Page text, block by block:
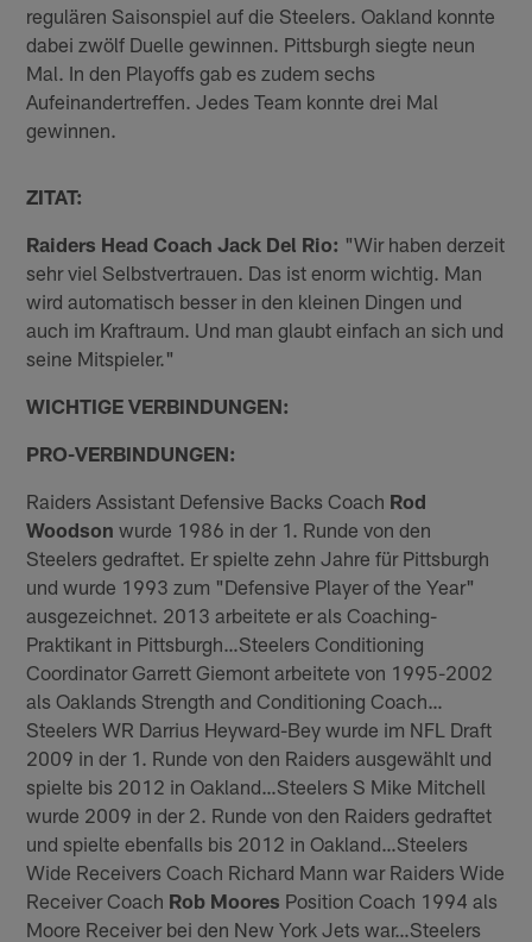
regulären Saisonspiel auf die Steelers. Oakland konnte
dabei zwölf Duelle gewinnen. Pittsburgh siegte neun
Mal. In den Playoffs gab es zudem sechs
Aufeinandertreffen. Jedes Team konnte drei Mal
gewinnen.
ZITAT:
Raiders Head Coach Jack Del Rio: "Wir haben derzeit
sehr viel Selbstvertrauen. Das ist enorm wichtig. Man
wird automatisch besser in den kleinen Dingen und
auch im Kraftraum. Und man glaubt einfach an sich und
seine Mitspieler."
WICHTIGE VERBINDUNGEN:
PRO-VERBINDUNGEN:
Raiders Assistant Defensive Backs Coach Rod
Woodson wurde 1986 in der 1. Runde von den
Steelers gedraftet. Er spielte zehn Jahre für Pittsburgh
und wurde 1993 zum "Defensive Player of the Year"
ausgezeichnet. 2013 arbeitete er als Coaching-
Praktikant in Pittsburgh…Steelers Conditioning
Coordinator Garrett Giemont arbeitete von 1995-2002
als Oaklands Strength and Conditioning Coach…
Steelers WR Darrius Heyward-Bey wurde im NFL Draft
2009 in der 1. Runde von den Raiders ausgewählt und
spielte bis 2012 in Oakland…Steelers S Mike Mitchell
wurde 2009 in der 2. Runde von den Raiders gedraftet
und spielte ebenfalls bis 2012 in Oakland…Steelers
Wide Receivers Coach Richard Mann war Raiders Wide
Receiver Coach Rob Moores Position Coach 1994 als
Moore Receiver bei den New York Jets war…Steelers